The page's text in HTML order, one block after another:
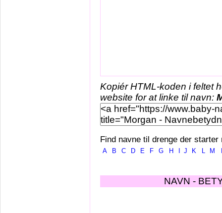
Kopiér HTML-koden i feltet
website for at linke til navn:
Find navne til drenge der starter
A B C D E F G H J K L M
NAVN -